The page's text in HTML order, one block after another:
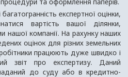
експертної оцінки,
вартість вашої ділянки,
нашої компанії. На рахунку наших
оцінок для різних земельних
працюють дуже швидко і
звіт про експертизу. Даний
до суду або в кредитно-